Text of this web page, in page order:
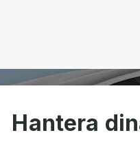
Hantera
shop